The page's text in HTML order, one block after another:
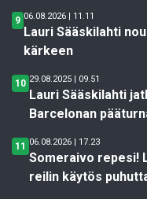
9 06.08.2026 | 11.11
Lauri Sääskilahti
kärkeen
10 29.08.2025 | 09.51
Lauri Sääskilahti
Barcelonan
11 06.08.2026 | 17.23
Someraivo repesi!
reilin käytös